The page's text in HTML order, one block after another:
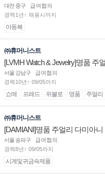
대전 중구
급여협의
경력1년↑ 채용시까지
아동복
㈜휴머니스트
[LVMH Watch & Jewelry]명품
장/부점장/판매사원 채용
서울 강남구
급여협의
경력10년↑ 09/05까지
쇼메 프레드 위블로 명품 주얼리
㈜휴머니스트
[DAMIANI]명품 주얼리 다미아
부점장/판매사원 채용
서울 송파구
급여협의
경력8년↑ 09/05까지
시계및귀금속제품